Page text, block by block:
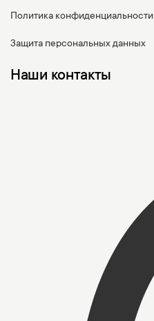
Политика конфиденциальности
Защита персональных данных
Наши контакты